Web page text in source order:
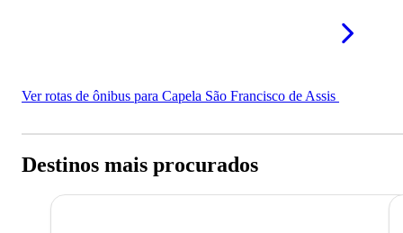
Ver rotas de ônibus para Capela São Francisco de Assis
Destinos mais procurados